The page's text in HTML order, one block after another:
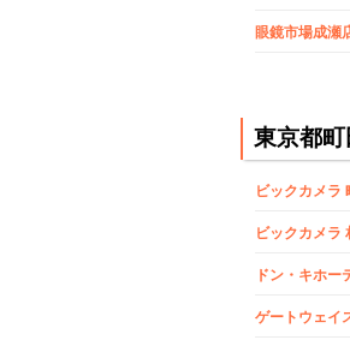
眼鏡市場成瀬
東京都
ビックカメラ
ビックカメラ
ドン・キホー
ゲートウェイ